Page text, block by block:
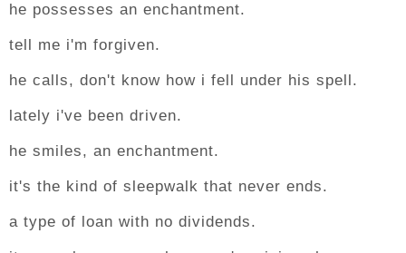
he possesses an enchantment.
tell me i'm forgiven.
he calls, don't know how i fell under his spell.
lately i've been driven.
he smiles, an enchantment.
it's the kind of sleepwalk that never ends.
a type of loan with no dividends.